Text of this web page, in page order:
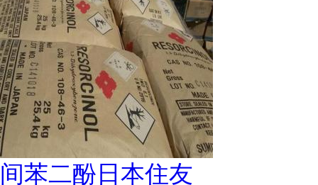
间苯二酚日本住友